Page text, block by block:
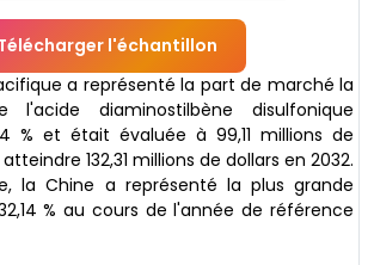
l'échantillon
a représenté la part de marché la
l'acide diaminostilbène disulfonique
% et était évaluée à 99,11 millions de
132,31 millions de dollars en 2032.
la Chine a représenté la plus grande
% au cours de l'année de référence